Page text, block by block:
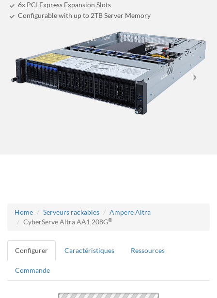
6x PCI Express Expansion Slots
Configurable with up to 2TB Server Memory
Home Serveurs rackables
Ampere Altra
CyberServe Altra AA1 208G®
Configurer Caractéristiques Ressources
Commande